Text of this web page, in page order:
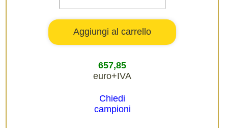
657,85
euro+IVA
Chiedi
campioni